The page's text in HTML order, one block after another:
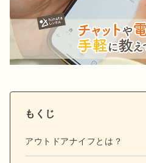
もくじ
アウトドアナイフとは？